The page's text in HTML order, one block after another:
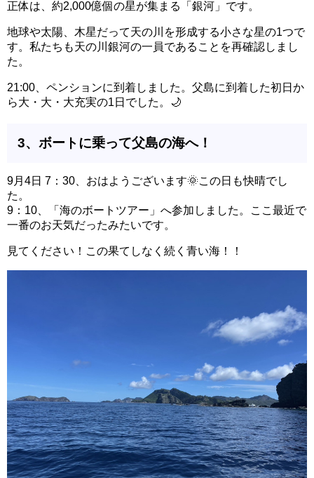
正体は、約2,000億個の星が集まる「銀河」です。
地球や太陽、木星だって天の川を形成する小さな星の1つで
す。私たちも天の川銀河の一員であることを再確認しまし
た。
21:00、ペンションに到着しました。父島に到着した初日か
ら大・大・大充実の1日でした。🌙
3、ボートに乗って父島の海へ！
9月4日 7：30、おはようございます🌞この日も快晴でし
た。
9：10、「海のボートツアー」へ参加しました。ここ最近で
一番のお天気だったみたいです。
見てください！この果てしなく続く青い海！！